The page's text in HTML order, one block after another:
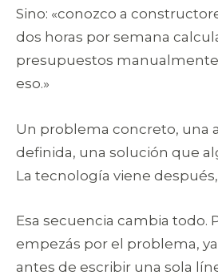
Sino: «conozco a
dos horas por semana
presupuestos
eso.»
Un problema concreto, una
definida, una solución que
La tecnología viene
Esa secuencia cambia todo.
empezás por el problema,
antes de escribir una sola